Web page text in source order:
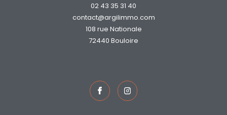
02 43 35 31 40
contact@argilimmo.com
108 rue Nationale
72440
bouloire